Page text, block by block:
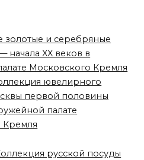
золотые и серебряные
начала XX веков в
Московского Кремля
ювелирного
первой половины
палате
Кремля
русской посуды